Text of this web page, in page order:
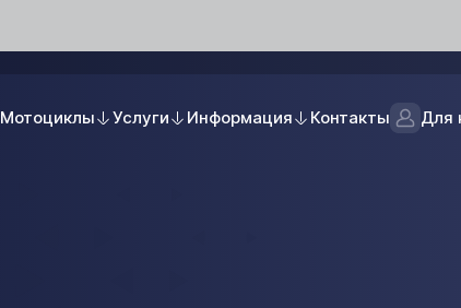
Мотоциклы Услуги Информация Контакты Для